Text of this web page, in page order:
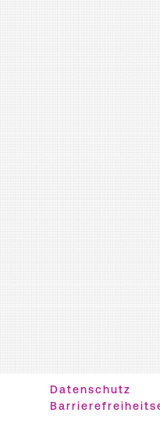
Datenschutz